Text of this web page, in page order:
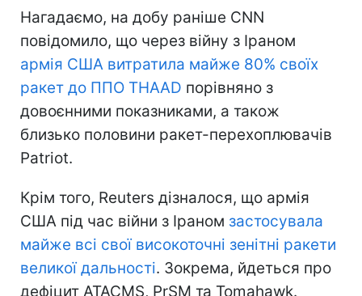
Нагадаємо, на добу раніше CNN
повідомило, що через війну з Іраном
армія США витратила майже 80% своїх
ракет до ППО THAAD порівняно з
довоєнними показниками, а також
близько половини ракет-перехоплювачів
Patriot.
Крім того, Reuters дізналося, що армія
США під час війни з Іраном застосувала
майже всі свої високоточні зенітні ракети
великої дальності. Зокрема, йдеться про
дефіцит ATACMS, PrSM та Tomahawk.